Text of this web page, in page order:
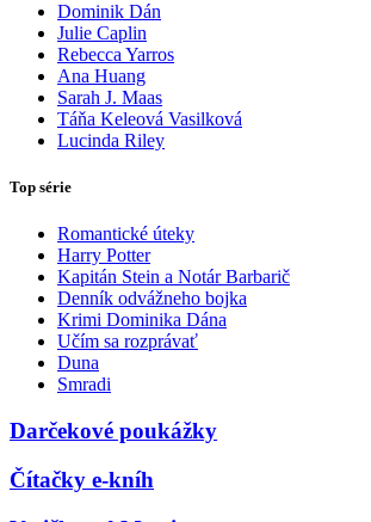
Dominik Dán
Julie Caplin
Rebecca Yarros
Ana Huang
Sarah J. Maas
Táňa Keleová Vasilková
Lucinda Riley
Top série
Romantické úteky
Harry Potter
Kapitán Stein a Notár Barbarič
Denník odvážneho bojka
Krimi Dominika Dána
Učím sa rozprávať
Duna
Smradi
Darčekové poukážky
Čítačky e-kníh